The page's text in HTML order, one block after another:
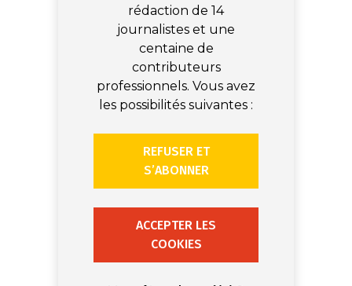
rédaction de 14
journalistes et une
centaine de
contributeurs
professionnels. Vous avez
les possibilités suivantes :
REFUSER ET
S’ABONNER
ACCEPTER LES
COOKIES